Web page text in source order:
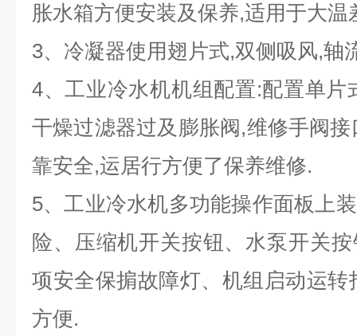
胀水箱方便安装及保养,适用于大
3、冷凝器使用翅片式,双侧吸风,轴
4、工业冷水机机组配置:配置单
干燥过滤器过及膨胀阀,维修手阀
靠安全,运居行方便了保养维修.
5、工业冷水机多功能操作面板上
险、压缩机开关按钮、水泵开关
项安全保掮故障灯、机组启动运
方便.